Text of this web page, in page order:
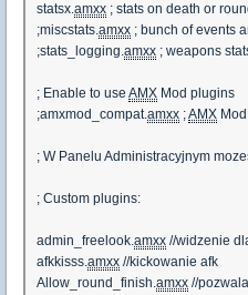
statsx.amxx ; stats on death or
;miscstats.amxx ; bunch of events
;stats_logging.amxx ; weapons
; Enable to use AMX Mod plugins
;amxmod_compat.amxx ;AMX
; W Panelu Administracyjnym
; Custom plugins:
admin_freelook.amxx //widzenie
afkkisss.amxx //kickowanie afk
Allow_round_finish.amxx //